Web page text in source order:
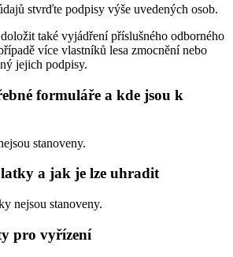
stvrďte podpisy výše uvedených osob.
také vyjádření příslušného odborného
více vlastníků lesa zmocnění nebo
jejich podpisy.
formuláře a kde jsou k
stanoveny.
a jak je lze uhradit
nejsou stanoveny.
pro vyřízení